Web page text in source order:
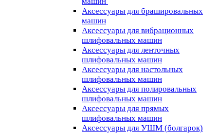
Аксессуары для брашировальных
машин
Аксессуары для вибрационных
шлифовальных машин
Аксессуары для ленточных
шлифовальных машин
Аксессуары для настольных
шлифовальных машин
Аксессуары для полировальных
шлифовальных машин
Аксессуары для прямых
шлифовальных машин
Аксессуары для УШМ (болгарок)